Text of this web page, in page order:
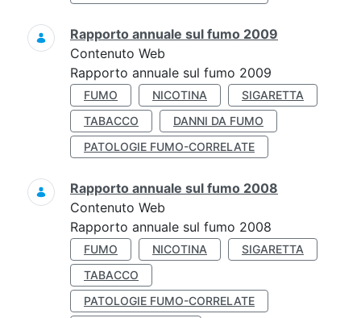
Rapporto annuale sul fumo 2009
Contenuto Web
Rapporto annuale sul fumo 2009
FUMO NICOTINA
SIGARETTA
TABACCO
DANNI DA FUMO
PATOLOGIE FUMO-CORRELATE
Rapporto annuale sul fumo 2008
Contenuto Web
Rapporto annuale sul fumo 2008
FUMO NICOTINA
SIGARETTA
TABACCO
PATOLOGIE FUMO-CORRELATE